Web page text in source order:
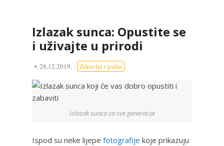
Izlazak sunca: Opustite se
i uživajte u prirodi
28.12.2019. Zdravlje i psiha
Izlazak sunca za sve generacije
Ispod su neke lijepe fotografije koje prikazuju